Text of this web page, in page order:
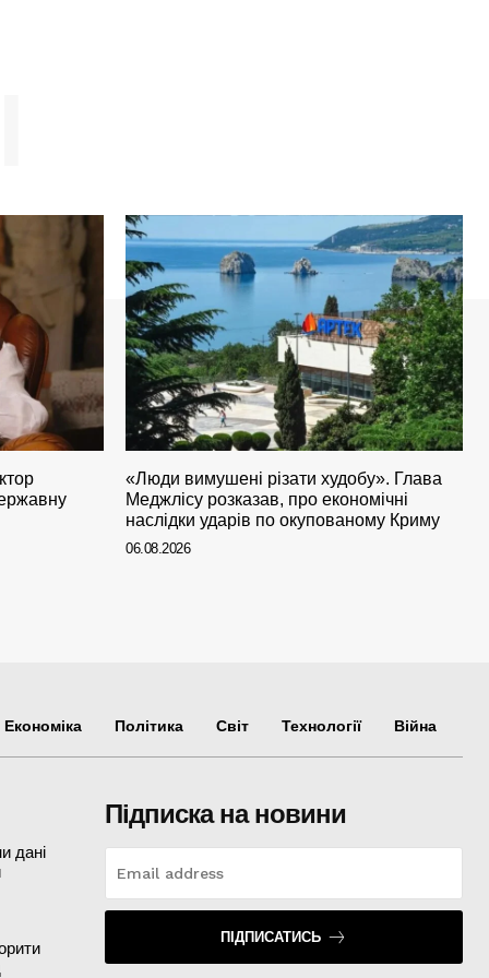
«Люди вимушені різати худобу». Глава
Меджлісу розказав, про економічні
наслідки ударів по окупованому Криму
06.08.2026
Економіка Політика Світ Технології Війна
дані
Підписка на новини
ПІДПИСАТИСЬ